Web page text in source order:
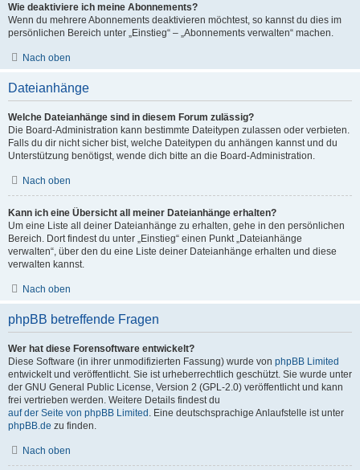
Wie deaktiviere ich meine Abonnements?
Wenn du mehrere Abonnements deaktivieren möchtest, so kannst du dies im
persönlichen Bereich unter „Einstieg“ – „Abonnements verwalten“ machen.
Nach oben
Dateianhänge
Welche Dateianhänge sind in diesem Forum zulässig?
Die Board-Administration kann bestimmte Dateitypen zulassen oder verbieten.
Falls du dir nicht sicher bist, welche Dateitypen du anhängen kannst und du
Unterstützung benötigst, wende dich bitte an die Board-Administration.
Nach oben
Kann ich eine Übersicht all meiner Dateianhänge erhalten?
Um eine Liste all deiner Dateianhänge zu erhalten, gehe in den persönlichen
Bereich. Dort findest du unter „Einstieg“ einen Punkt „Dateianhänge
verwalten“, über den du eine Liste deiner Dateianhänge erhalten und diese
verwalten kannst.
Nach oben
phpBB betreffende Fragen
Wer hat diese Forensoftware entwickelt?
Diese Software (in ihrer unmodifizierten Fassung) wurde von phpBB Limited
entwickelt und veröffentlicht. Sie ist urheberrechtlich geschützt. Sie wurde unter
der GNU General Public License, Version 2 (GPL-2.0) veröffentlicht und kann
frei vertrieben werden. Weitere Details findest du
auf der Seite von phpBB Limited . Eine deutschsprachige Anlaufstelle ist unter
phpBB.de zu finden.
Nach oben